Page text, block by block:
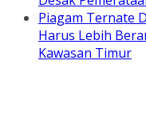
Piagam Ternate
Harus Lebih
Kawasan Timur